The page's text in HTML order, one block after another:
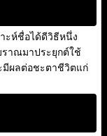
ะห์ชื่อได้ดีวิธีหนึ่ง
าณมาประยุกต์ใช้
มีผลต่อชะตาชีวิตแก่